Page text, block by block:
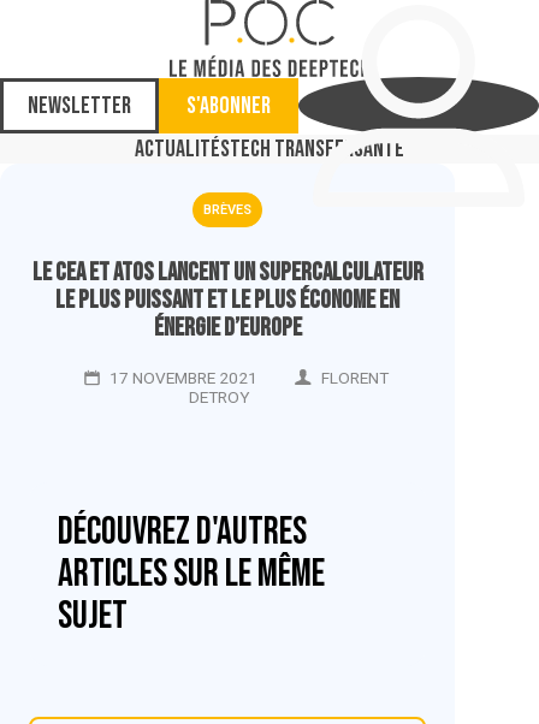
Newsletter
S'abonner
ActualitésTech TransferSanté
BRÈVES
Le CEA et Atos lancent un supercalculateur
le plus puissant et le plus économe en
énergie d’Europe
17 NOVEMBRE 2021
FLORENT
DETROY
Découvrez d'autres
articles sur le même
sujet